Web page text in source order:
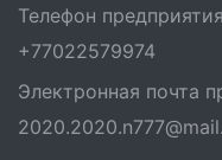
Телефон предприятия
+77022579974
Электронная почта